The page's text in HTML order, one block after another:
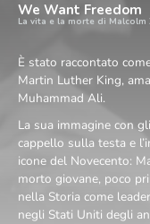
We Want Freedom
La vita e la morte di Malcolm
È stato raccontato
Martin Luther King,
Muhammad Ali.
La sua immagine con
cappello sulla testa e
icone del Novecento:
morto giovane, poco
nella Storia come
negli Stati Uniti degli